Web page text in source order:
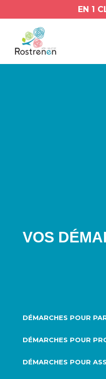
EN 1
VOS
DÉMARCHES POUR
DÉMARCHES POUR
DÉMARCHES POUR